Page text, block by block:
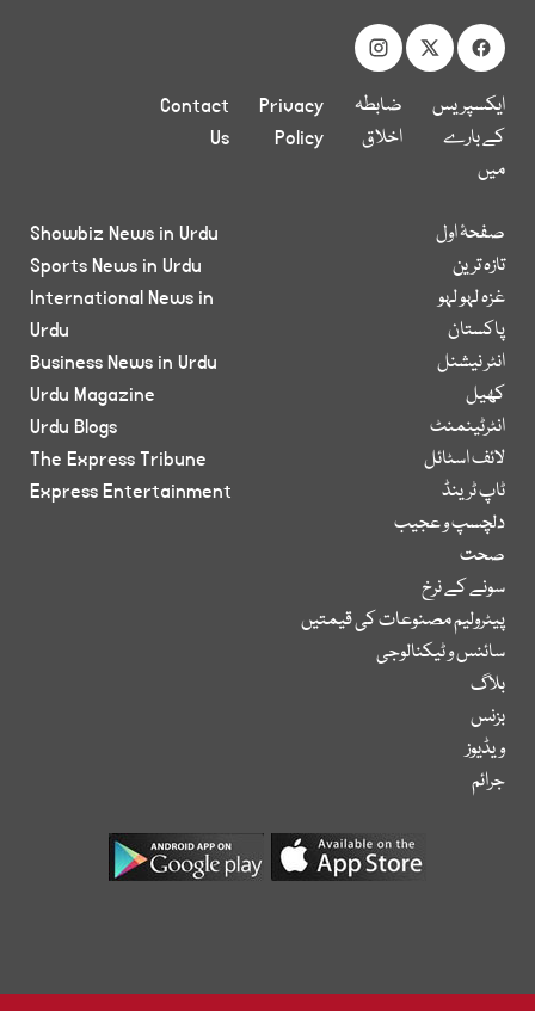
ایکسپریس
کے بارے
میں
ضابطہ
اخلاق
Privacy
Policy
Contact
Us
صفحۂ اول
تازہ ترین
غزہ لہو لہو
پاکستان
انٹر نیشنل
کھیل
انٹرٹینمنٹ
لائف اسٹائل
ٹاپ ٹرینڈ
دلچسپ و عجیب
صحت
سونے کے نرخ
پیٹرولیم مصنوعات کی قیمتیں
سائنس و ٹیکنالوجی
بلاگ
بزنس
ویڈیوز
جرائم
Showbiz News in Urdu
Sports News in Urdu
International News in
Urdu
Business News in Urdu
Urdu Magazine
Urdu Blogs
The Express Tribune
Express Entertainment